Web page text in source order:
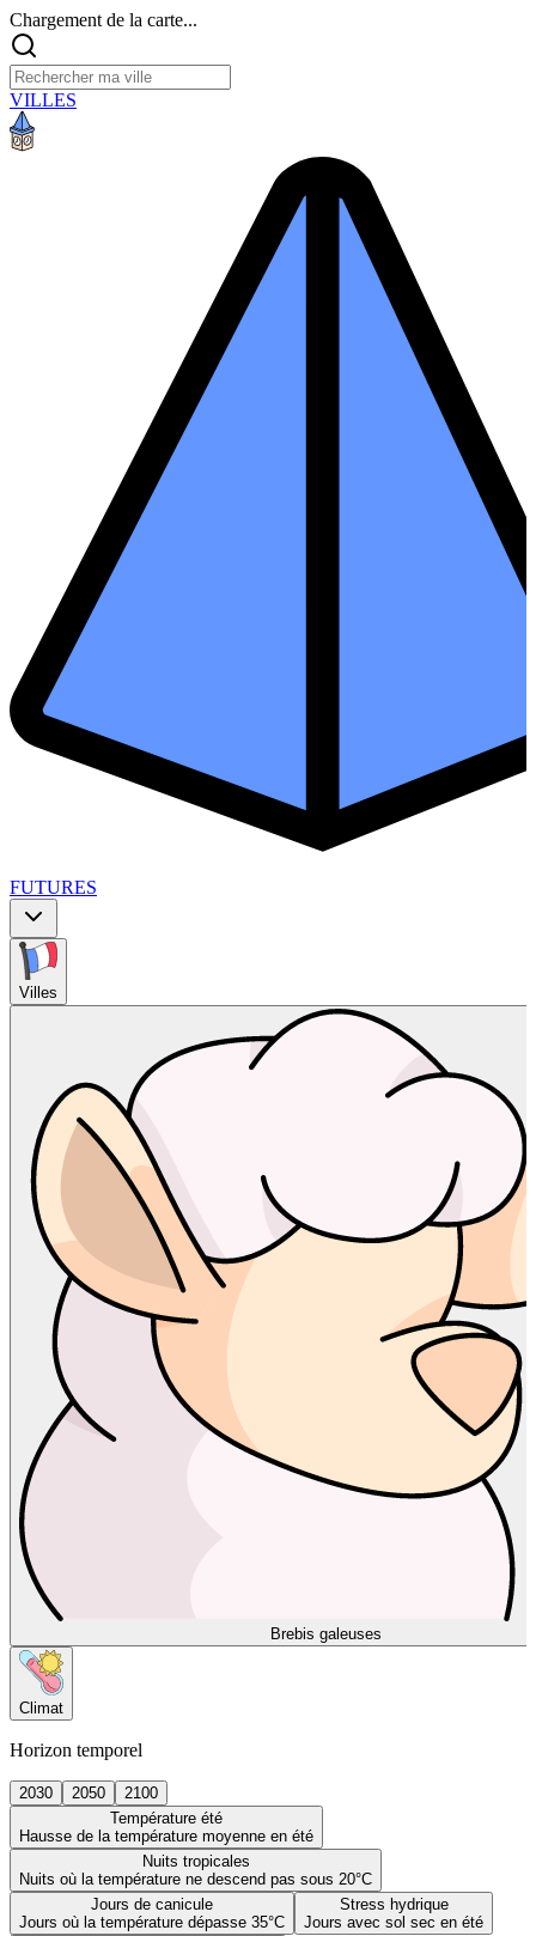
Chargement de la carte...
VILLES
FUTURES
Villes
Brebis galeuses
Climat
Horizon temporel
2030 2050
2100
Température été
Hausse de la température moyenne en été
Nuits tropicales
Nuits où la température ne descend pas sous 20°C
Jours de canicule
Jours où la température dépasse 35°C
Stress hydrique
Jours avec sol sec en été